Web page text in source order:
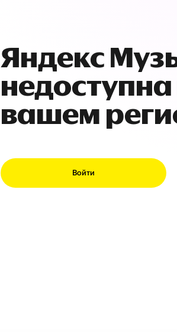
Яндекс
недоступна
вашем
Войти